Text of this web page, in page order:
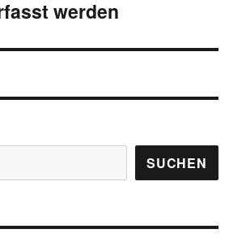
werden
SUCHEN